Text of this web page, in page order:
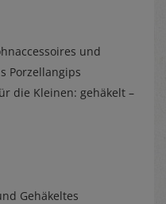
und
Porzellangips
die Kleinen: gehäkelt –
Gehäkeltes